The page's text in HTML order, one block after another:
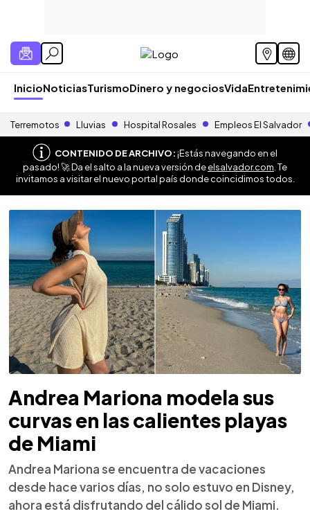
InicioNoticiasTurismoDinero y negociosVida
Terremotos Lluvias Hospital Rosales Empleos El Salvador
CONTENIDO DE ARCHIVO:¡Estás navegando en el
pasado! 🚀 Da el salto a la nueva versión deelsalvador.com . Te
invitamos a visitar el nuevo portal país donde coincidimos todos.
Andrea Mariona modela sus
curvas en las calientes playas
de Miami
Andrea Mariona se encuentra de vacaciones
desde hace varios días, no solo estuvo en Disney,
ahora está disfrutando del cálido sol de Miami.